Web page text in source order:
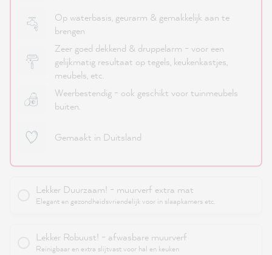
Op waterbasis, geurarm & gemakkelijk aan te
brengen
Zeer goed dekkend & druppelarm - voor een
gelijkmatig resultaat op tegels, keukenkastjes,
meubels, etc.
Weerbestendig - ook geschikt voor tuinmeubels
buiten.
Gemaakt in Duitsland
Lekker Duurzaam! - muurverf extra mat
Elegant en gezondheidsvriendelijk voor in slaapkamers etc.
Lekker Robuust! - afwasbare muurverf
Reinigbaar en extra slijtvast voor hal en keuken